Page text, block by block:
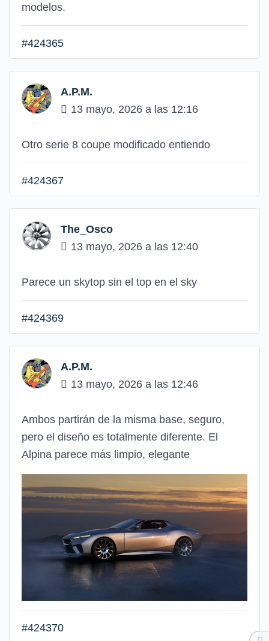
modelos.
#424365
A.P.M.
13 mayo, 2026 a las 12:16
Otro serie 8 coupe modificado entiendo
#424367
The_Osco
13 mayo, 2026 a las 12:40
Parece un skytop sin el top en el sky
#424369
A.P.M.
13 mayo, 2026 a las 12:46
Ambos partirán de la misma base, seguro,
pero el diseño es totalmente diferente. El
Alpina parece más limpio, elegante
#424370